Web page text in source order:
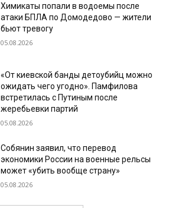
Химикаты попали в водоемы после
атаки БПЛА по Домодедово — жители
бьют тревогу
05.08.2026
«От киевской банды детоубийц можно
ожидать чего угодно». Памфилова
встретилась с Путиным после
жеребьевки партий
05.08.2026
Собянин заявил, что перевод
экономики России на военные рельсы
может «убить вообще страну»
05.08.2026